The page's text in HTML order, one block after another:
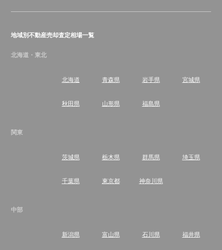
地域別不動産売却査定相場一覧
北海道・東北
北海道 青森県 岩手県 宮城県
秋田県 山形県 福島県
関東
茨城県 栃木県 群馬県 埼玉県
千葉県 東京都 神奈川県
中部
新潟県 富山県 石川県 福井県